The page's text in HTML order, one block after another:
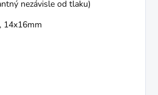
nezávisle od tlaku)
14x16mm